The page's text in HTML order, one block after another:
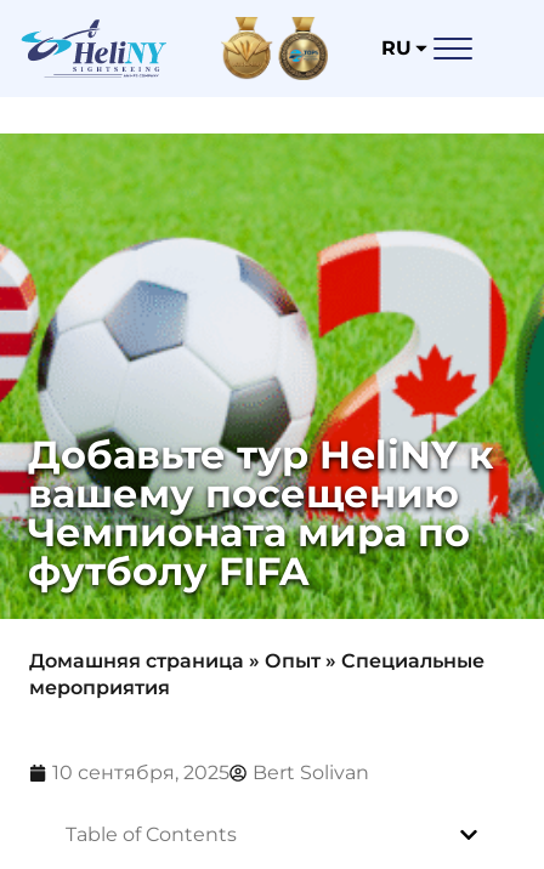
RU
Добавьте тур HeliNY к
вашему посещению
Чемпионата мира по
футболу FIFA
Домашняя страница » Опыт» Специальные
мероприятия
10 сентября, 2025 Bert Solivan
Table of Contents